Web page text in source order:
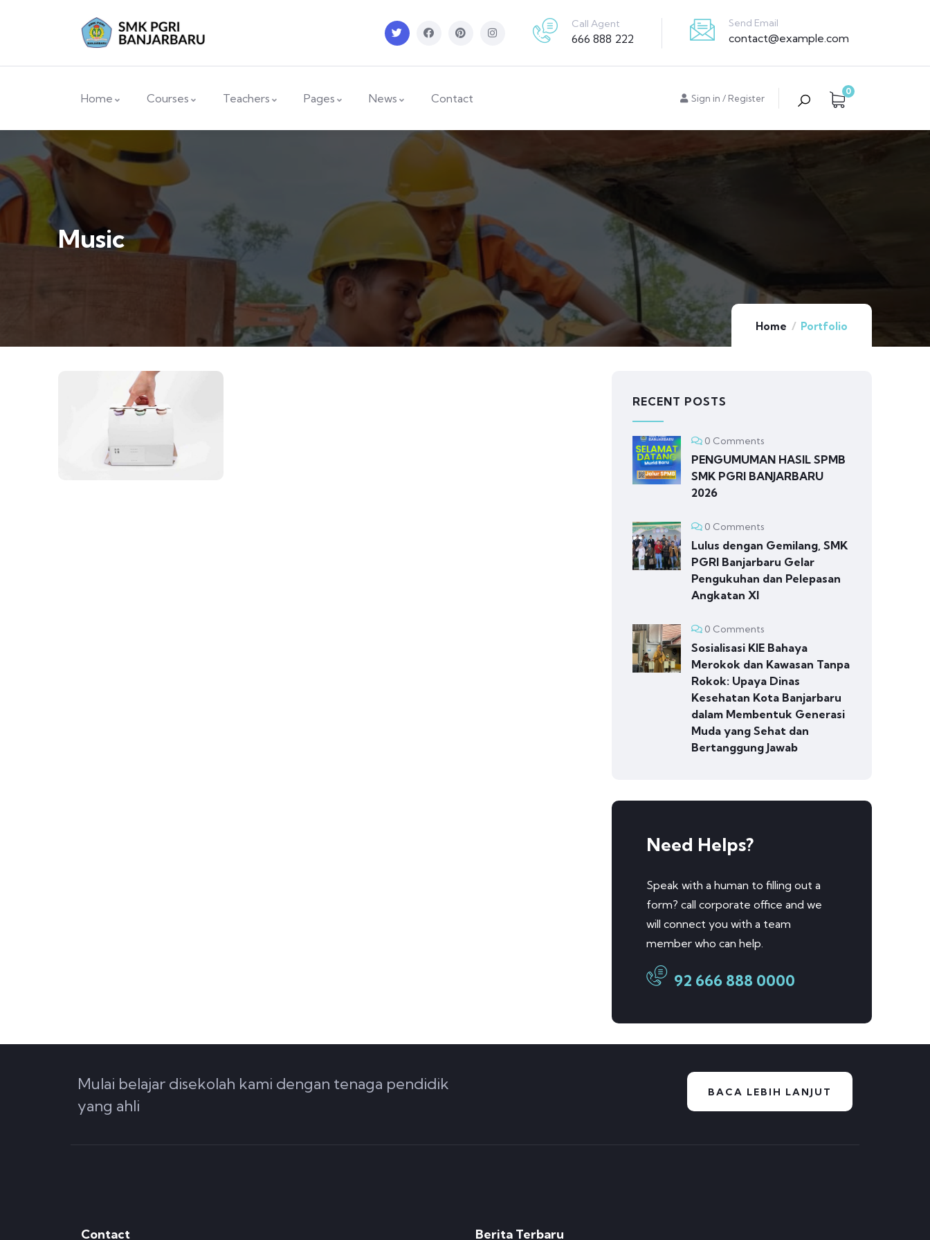
Call Agent
666 888 222
Send Email
contact@example.com
Home Courses Teachers Pages News Contact Sign in / Register
0
Music
Home Portfolio
MUSIC
Application
mobile
RECENT POSTS
0 Comments
PENGUMUMAN HASIL SPMB
SMK PGRI BANJARBARU
2026
0 Comments
Lulus dengan Gemilang, SMK
PGRI Banjarbaru Gelar
Pengukuhan dan Pelepasan
Angkatan XI
0 Comments
Sosialisasi KIE Bahaya
Merokok dan Kawasan Tanpa
Rokok: Upaya Dinas
Kesehatan Kota Banjarbaru
dalam Membentuk Generasi
Muda yang Sehat dan
Bertanggung Jawab
Need Helps?
Speak with a human to filling out a
form? call corporate office and we
will connect you with a team
member who can help.
92 666 888 0000
Mulai belajar disekolah kami dengan tenaga pendidik
yang ahli
BACA LEBIH LANJUT
Contact Berita Terbaru